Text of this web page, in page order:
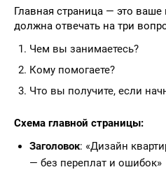
Главная страница — это ваше
должна отвечать на три
Чем вы занимаетесь?
Кому помогаете?
Что вы получите, если
Схема главной страницы:
Заголовок: «Дизайн
— без переплат и ошибок»